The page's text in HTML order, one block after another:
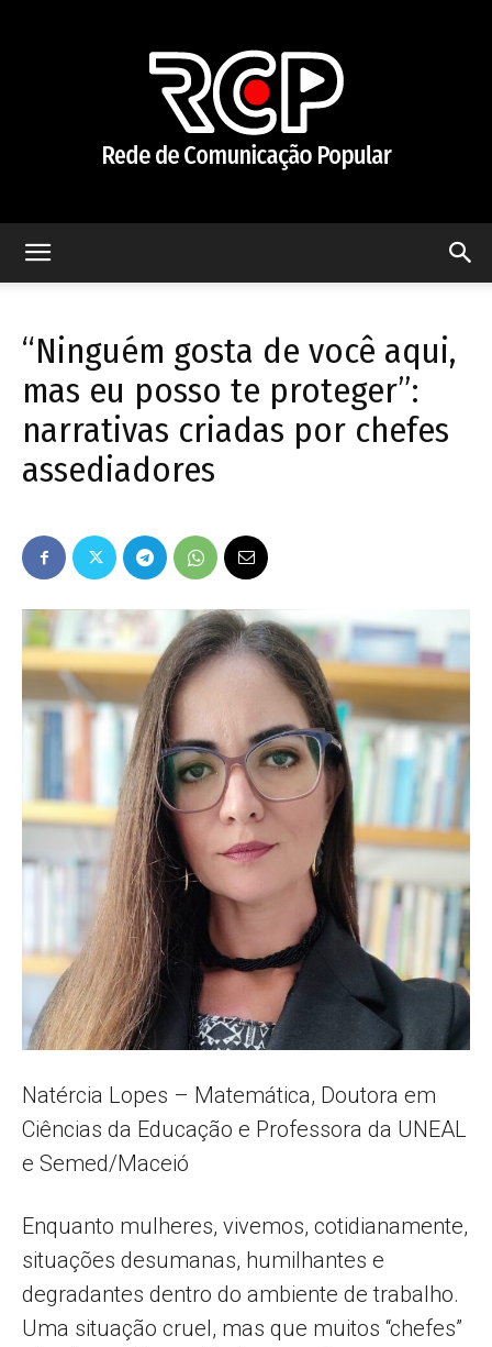
Popular
–
AL
“Ninguém gosta de você aqui,
mas eu posso te proteger”:
narrativas criadas por chefes
assediadores
Natércia Lopes – Matemática, Doutora em
Ciências da Educação e Professora da UNEAL
e Semed/Maceió
Enquanto mulheres, vivemos, cotidianamente,
situações desumanas, humilhantes e
degradantes dentro do ambiente de trabalho.
Uma situação cruel, mas que muitos “chefes”